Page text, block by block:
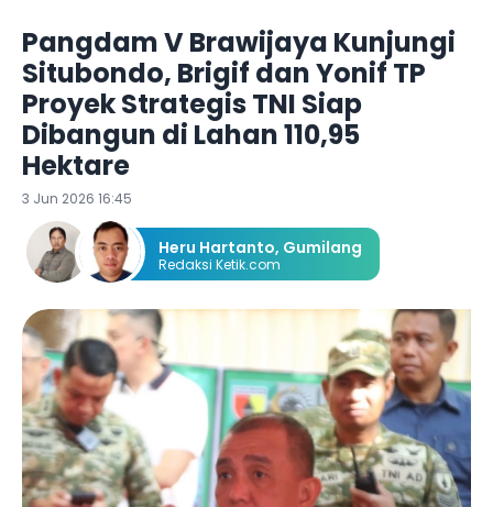
Pangdam V Brawijaya Kunjungi
Situbondo, Brigif dan Yonif TP
Proyek Strategis TNI Siap
Dibangun di Lahan 110,95
Hektare
3 Jun 2026 16:45
Heru Hartanto, Gumilang
Redaksi Ketik.com